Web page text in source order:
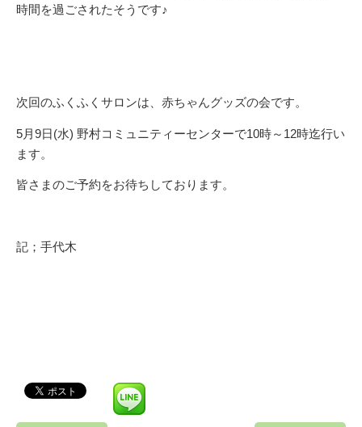
時間を過ごされたそうです♪
次回のふくふくサロンは、赤ちゃんグッズの会です。
5月9日(水) 野村コミュニティーセンターで10時～12時迄行い
ます。
皆さまのご予約をお待ちしております。
記；手代木